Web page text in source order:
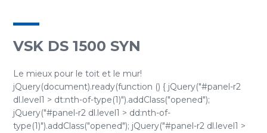
VSK DS 1500 SYN
Le mieux pour le toit et le mur!
jQuery(document).ready(function () { jQuery("#panel-r2
dl.level1 > dt:nth-of-type(1)").addClass("opened");
jQuery("#panel-r2 dl.level1 > dd:nth-of-
type(1)").addClass("opened"); jQuery("#panel-r2 dl.level1 >